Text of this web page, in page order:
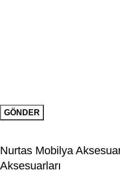
Nurtas Mobilya
Aksesuarları